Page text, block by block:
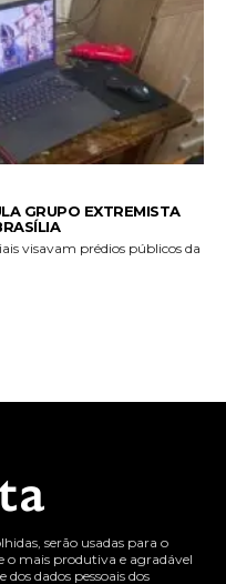
GRUPO EXTREMISTA
visavam prédios públicos da
serão usadas para o
o mais produtiva e agradável
dados pessoais dos